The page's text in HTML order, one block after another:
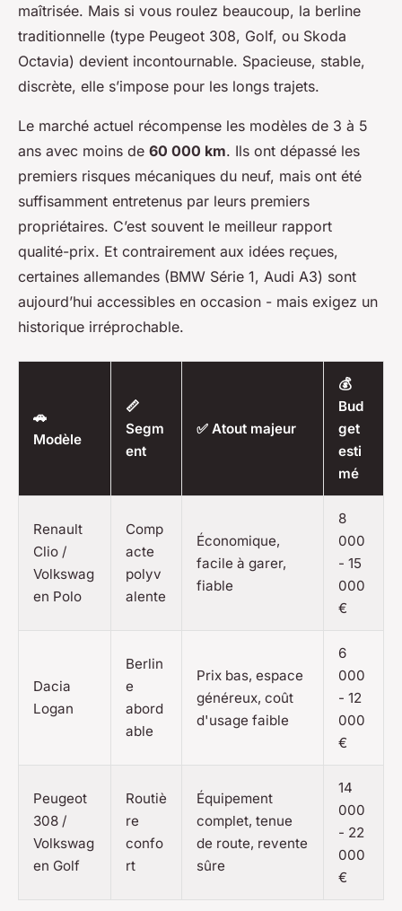
maîtrisée. Mais si vous roulez beaucoup, la berline
traditionnelle (type Peugeot 308, Golf, ou Skoda
Octavia) devient incontournable. Spacieuse, stable,
discrète, elle s’impose pour les longs trajets.
Le marché actuel récompense les modèles de 3 à 5
ans avec moins de 60 000 km. Ils ont dépassé les
premiers risques mécaniques du neuf, mais ont été
suffisamment entretenus par leurs premiers
propriétaires. C’est souvent le meilleur rapport
qualité-prix. Et contrairement aux idées reçues,
certaines allemandes (BMW Série 1, Audi A3) sont
aujourd’hui accessibles en occasion - mais exigez un
historique irréprochable.
🚗
Modèle
📏
Segm
ent
✅ Atout majeur
💰
Bud
get
esti
mé
Renault
Clio /
Volkswag
en Polo
Comp
acte
polyv
alente
Économique,
facile à garer,
fiable
8
000
- 15
000
€
Dacia
Logan
Berlin
e
abord
able
Prix bas, espace
généreux, coût
d'usage faible
6
000
- 12
000
€
Peugeot
308 /
Volkswag
en Golf
Routiè
re
confo
rt
Équipement
complet, tenue
de route, revente
sûre
14
000
- 22
000
€